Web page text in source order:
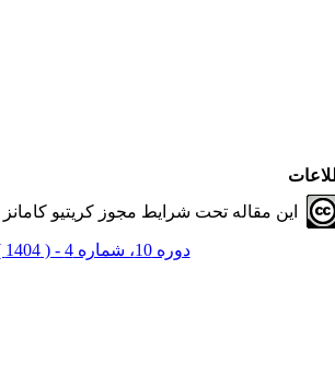
این مقاله تحت شرایط مجوز کریتیو کامانز
دوره 10، شماره 4 - ( 1404 )